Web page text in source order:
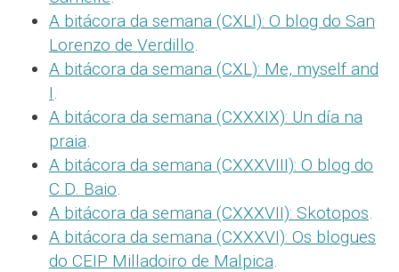
A bitácora da semana (CXLI): O blog do San
Lorenzo de Verdillo.
A bitácora da semana (CXL): Me, myself and
I.
A bitácora da semana (CXXXIX): Un día na
praia.
A bitácora da semana (CXXXVIII): O blog do
C.D. Baio.
A bitácora da semana (CXXXVII): Skotopos.
A bitácora da semana (CXXXVI): Os blogues
do CEIP Milladoiro de Malpica.